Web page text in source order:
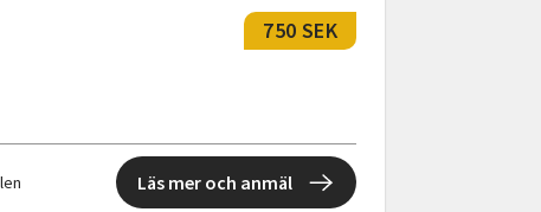
750 SEK
Läs mer och anmäl